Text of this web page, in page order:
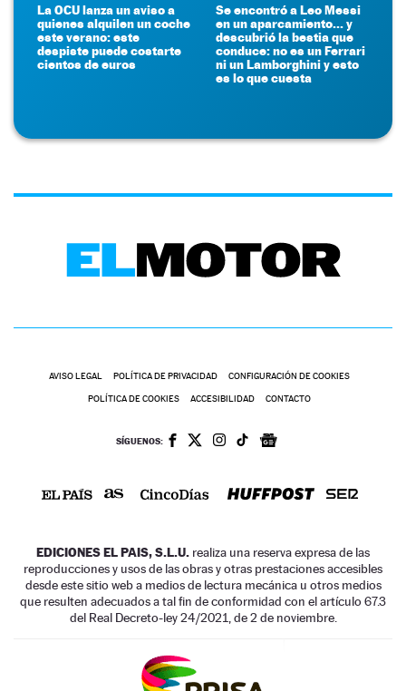
La OCU lanza un aviso a
quienes alquilen un coche
este verano: este
despiste puede costarte
cientos de euros
Se encontró a Leo Messi
en un aparcamiento... y
descubrió la bestia que
conduce: no es un Ferrari
ni un Lamborghini y esto
es lo que cuesta
AVISO LEGAL POLÍTICA DE PRIVACIDAD CONFIGURACIÓN DE COOKIES
POLÍTICA DE COOKIES ACCESIBILIDAD CONTACTO
SÍGUENOS:
EDICIONES EL PAIS, S.L.U. realiza una reserva expresa de las
reproducciones y usos de las obras y otras prestaciones accesibles
desde este sitio web a medios de lectura mecánica u otros medios
que resulten adecuados a tal fin de conformidad con el artículo 67.3
del Real Decreto-ley 24/2021, de 2 de noviembre.